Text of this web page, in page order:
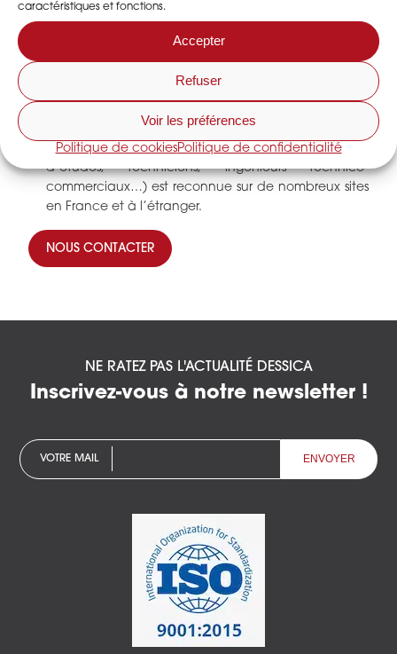
caractéristiques et fonctions.
Accepter
Refuser
Voir les préférences
Politique de cookiesPolitique de confidentialité
séchage et
DESSICA a une position reconnue sur les marchés de
usines de traitement de l’eau
, et de
l’alimentation en air sec destours de séchage
L’expertise de son équipe technique (bureau
d’études, techniciens, ingénieurs technico-
commerciaux…) est reconnue sur de nombreux sites
en France et à l’étranger.
NOUS CONTACTER
NE RATEZ PAS L'ACTUALITÉ DESSICA
Inscrivez-vous à notre newsletter !
VOTRE MAIL